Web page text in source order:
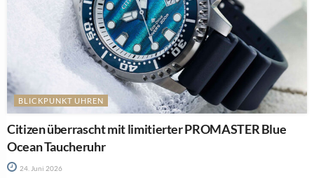
BLICKPUNKT UHREN
Citizen überrascht mit limitierter PROMASTER Blue
Ocean Taucheruhr
24. Juni 2026